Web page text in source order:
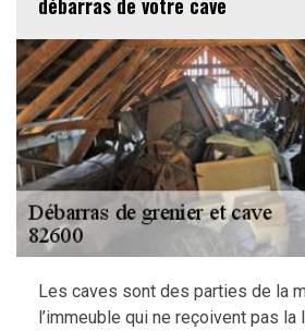
Les caves sont des parties de la
l’immeuble qui ne reçoivent pas la